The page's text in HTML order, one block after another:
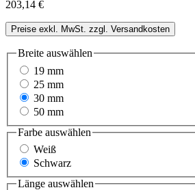
203,14 €
Preise exkl. MwSt. zzgl. Versandkosten
Breite auswählen
19 mm
25 mm
30 mm
50 mm
Farbe auswählen
Weiß
Schwarz
Länge auswählen